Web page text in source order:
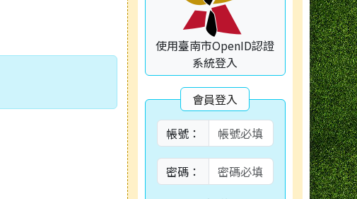
使用臺南市OpenID認證
系統登入
會員登入
帳號：
密碼：